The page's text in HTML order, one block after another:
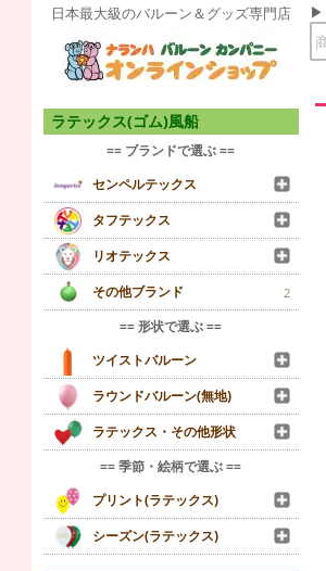
日本最大級のバルーン＆グッズ専門店
ラテックス(ゴム)風船
== ブランドで選ぶ ==
センペルテックス
タフテックス
リオテックス
その他ブランド
2
== 形状で選ぶ ==
ツイストバルーン
ラウンドバルーン(無地)
ラテックス・その他形状
== 季節・絵柄で選ぶ ==
プリント(ラテックス)
シーズン(ラテックス)